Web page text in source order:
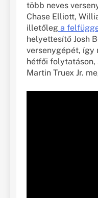
több neves
Chase Elliott,
illetőleg a
helyettesítő Josh
versenygépét, így
hétfői
Martin Truex Jr.